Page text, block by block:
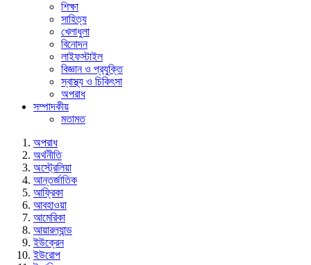
শিক্ষা
সাহিত্য
খেলাধুলা
বিনোদন
লাইফস্টাইল
বিজ্ঞান ও প্রযুক্তি
স্বাস্থ্য ও চিকিৎসা
অপরাধ
সম্পাদকীয়
মতামত
অপরাধ
অর্থনীতি
অস্ট্রেলিয়া
আন্তর্জাতিক
আফ্রিকা
আবহাওয়া
আমেরিকা
আয়ারল্যান্ড
ইউক্রেন
ইউরোপ